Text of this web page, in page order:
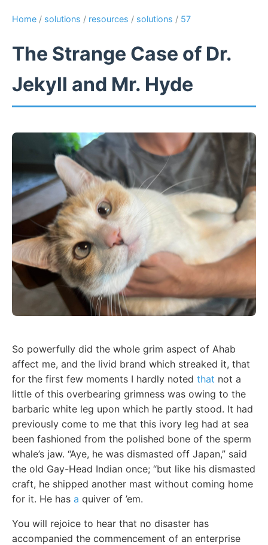
Home / solutions / resources / solutions / 57
The Strange Case of Dr.
Jekyll and Mr. Hyde
So powerfully did the whole grim aspect of Ahab
affect me, and the livid brand which streaked it, that
for the first few moments I hardly noted that not a
little of this overbearing grimness was owing to the
barbaric white leg upon which he partly stood. It had
previously come to me that this ivory leg had at sea
been fashioned from the polished bone of the sperm
whale’s jaw. “Aye, he was dismasted off Japan,” said
the old Gay-Head Indian once; “but like his dismasted
craft, he shipped another mast without coming home
for it. He has a quiver of ’em.
You will rejoice to hear that no disaster has
accompanied the commencement of an enterprise